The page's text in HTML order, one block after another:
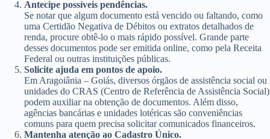
Antecipe possíveis pendências.
Se notar que algum documento está vencido ou faltando, como
uma Certidão Negativa de Débitos ou extratos detalhados de
renda, procure obtê-lo o mais rápido possível. Grande parte
desses documentos pode ser emitida online, como pela Receita
Federal ou outras instituições públicas.
Solicite ajuda em pontos de apoio.
Em Aragoiânia – Goiás, diversos órgãos de assistência social ou
unidades do CRAS (Centro de Referência de Assistência Social)
podem auxiliar na obtenção de documentos. Além disso,
agências bancárias e unidades lotéricas são conveniências
comuns para quem precisa solicitar comunicados financeiros.
Mantenha atenção ao Cadastro Único.